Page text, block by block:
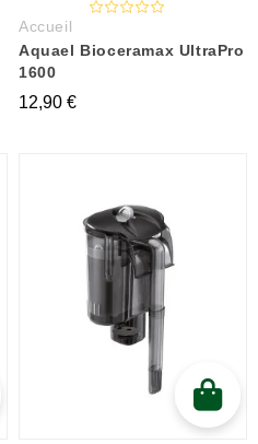
Accueil
Aquael Bioceramax UltraPro
1600
12,90 €